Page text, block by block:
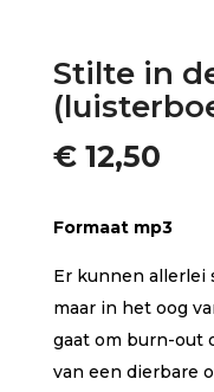
Stilte in
€12,50
Formaat mp3
Er kunnen allerlei
maar in het oog
gaat om burn-out
van een dierbare